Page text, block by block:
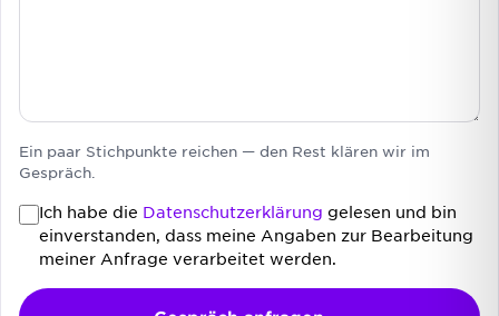
Ein paar Stichpunkte reichen — den Rest klären wir im
Gespräch.
Ich habe die Datenschutzerklärung gelesen und bin
einverstanden, dass meine Angaben zur Bearbeitung
meiner Anfrage verarbeitet werden.